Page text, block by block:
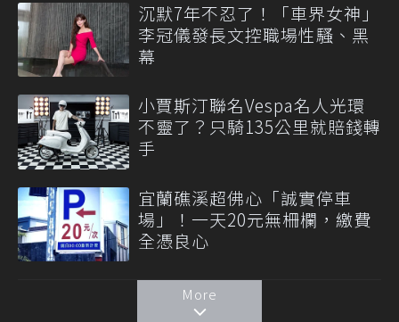
沉默7年不忍了！「車界女神」
李冠儀發長文控職場性騷、黑
幕
小賈斯汀聯名Vespa名人光環
不靈了？只騎135公里就賠錢轉
手
宜蘭礁溪超佛心「誠實停車
場」！一天20元無柵欄，繳費
全憑良心
More